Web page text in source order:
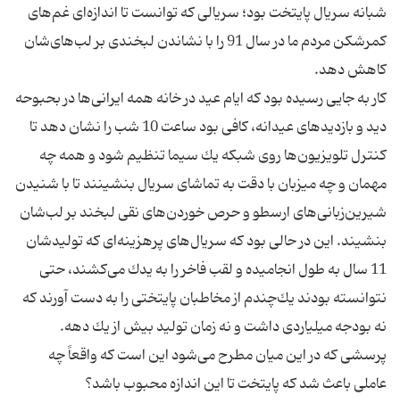
شبانه سریال پایتخت بود؛ سریالی كه توانست تا اندازه‌ای غم‌های
كمرشكن مردم ما در سال 91 را با نشاندن لبخندی بر لب‌های‌شان
كار به جایی رسیده بود كه ایام عید در خانه همه ایرانی‌ها در بحبوحه
دید و بازدید‌های عیدانه، كافی بود ساعت 10 شب را نشان دهد تا
كنترل تلویزیون‌ها روی شبكه یك سیما تنظیم شود و همه چه
مهمان و چه میزبان با دقت به تماشای سریال بنشینند تا با شنیدن
شیرین‌زبانی‌های ارسطو و حرص خوردن‌های نقی لبخند بر لب‌شان
بنشیند. این در حالی بود كه سریال‌های پرهزینه‌ای كه تولیدشان
11 سال به طول انجامیده و لقب فاخر را به یدك می‌كشند، حتی
نتوانسته بودند یك‌چندم از مخاطبان پایتختی را به دست آورند كه
نه بودجه میلیاردی داشت و نه زمان تولید بیش از یك دهه.
پرسشی كه در این میان مطرح می‌شود این است كه واقعاً چه